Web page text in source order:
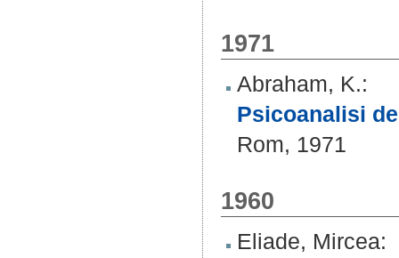
1971
Abraham, K.:
Psicoanalisi
Rom, 1971
1960
Eliade, Mircea: